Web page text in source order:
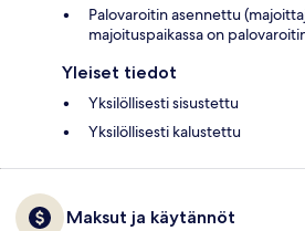
Palovaroitin asennettu
majoituspaikassa on
Yleiset tiedot
Yksilöllisesti sisustettu
Yksilöllisesti kalustettu
Maksut ja käytännöt